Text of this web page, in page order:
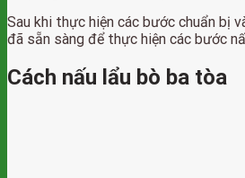
Sau khi thực hiện các bước chuẩn bị
đã sẵn sàng để thực hiện các bước
Cách nấu lẩu bò ba tòa